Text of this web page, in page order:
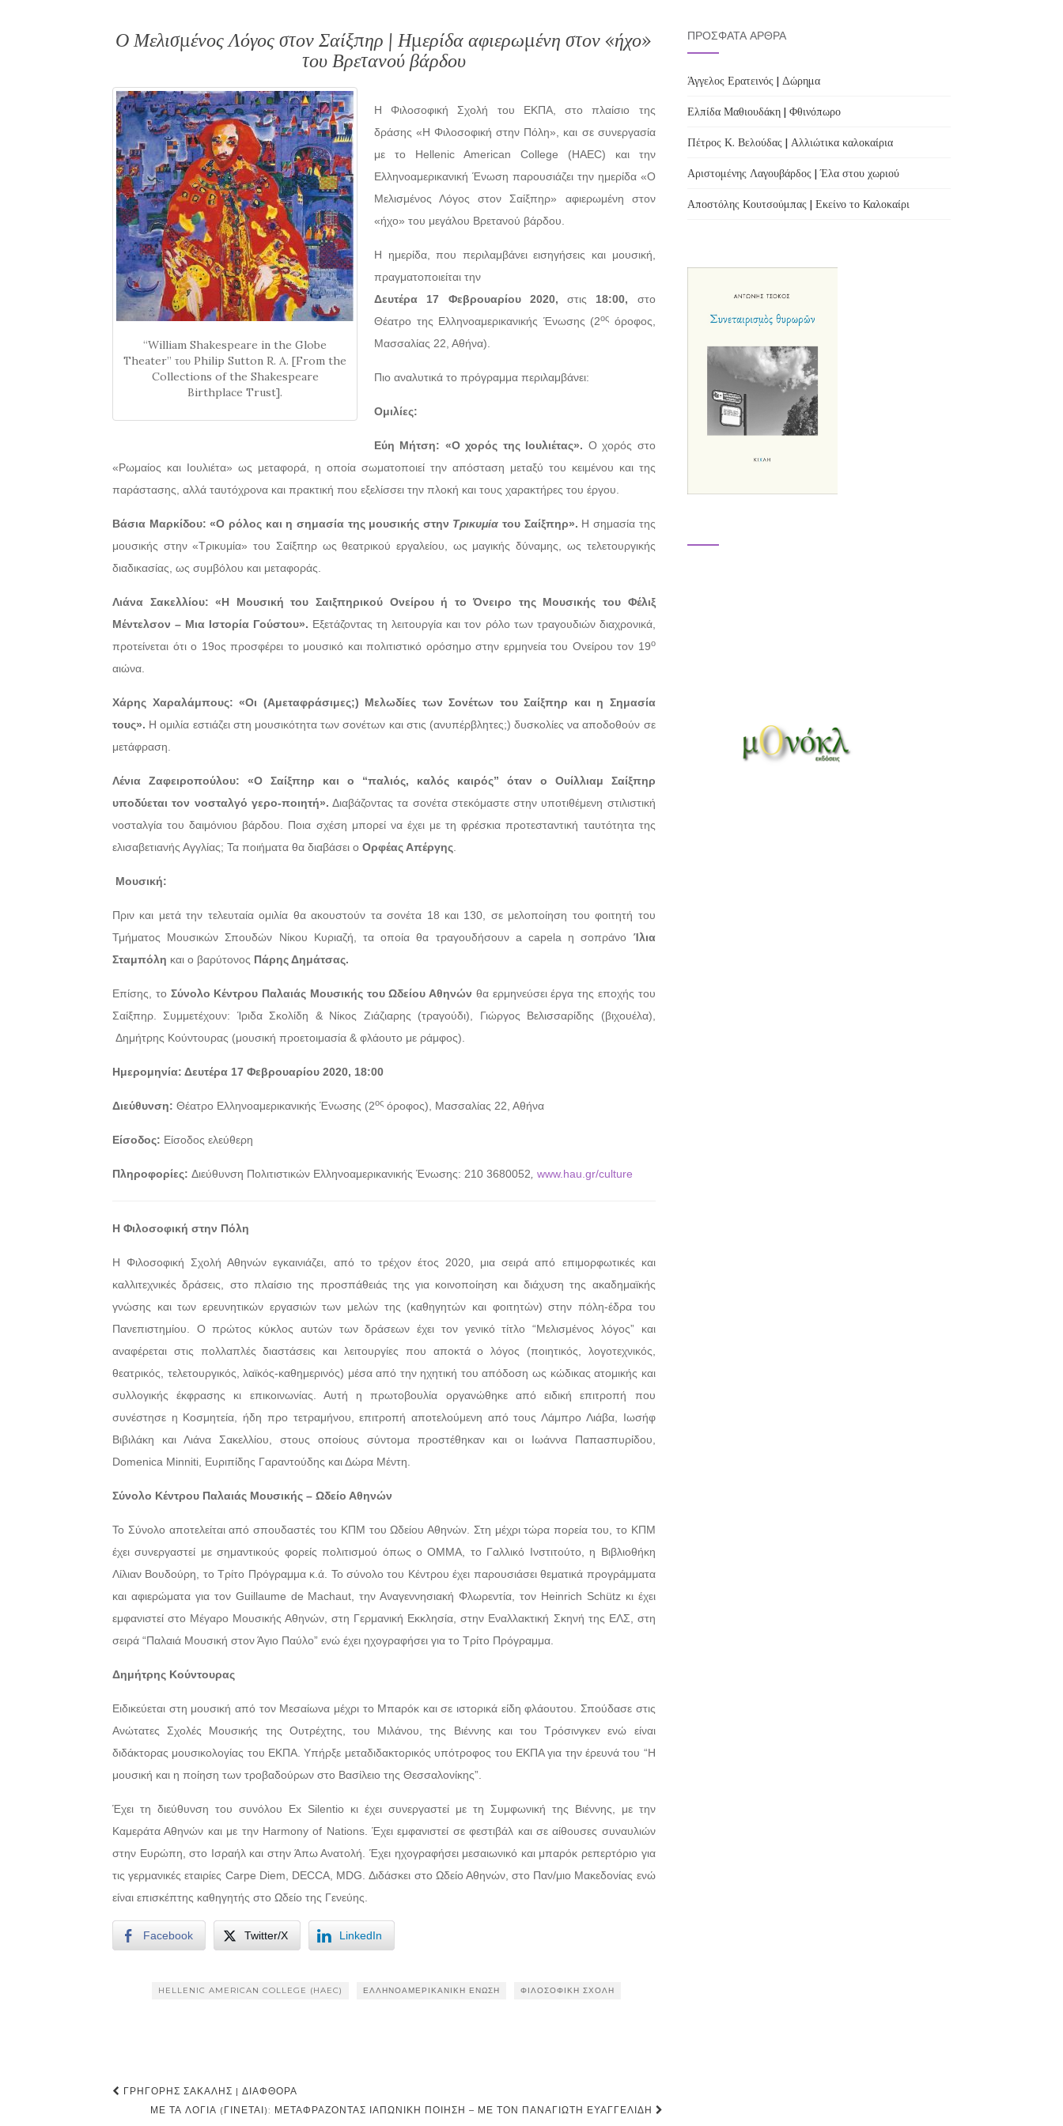
Ο Μελισμένος Λόγος στον Σαίξπηρ | Ημερίδα αφιερωμένη στον «ήχο»
του Βρετανού βάρδου
“William Shakespeare in the Globe
Theater” του Philip Sutton R. A. [From the
Collections of the Shakespeare
Birthplace Trust].
Η Φιλοσοφική Σχολή του ΕΚΠΑ, στο πλαίσιο της
δράσης «Η Φιλοσοφική στην Πόλη», και σε συνεργασία
με το Hellenic American College (HAEC) και την
Ελληνοαμερικανική Ένωση παρουσιάζει την ημερίδα «Ο
Μελισμένος Λόγος στον Σαίξπηρ» αφιερωμένη στον
«ήχο» του μεγάλου Βρετανού βάρδου.
Η ημερίδα, που περιλαμβάνει εισηγήσεις και μουσική,
πραγματοποιείται την
Δευτέρα 17 Φεβρουαρίου 2020, στις 18:00, στο
Θέατρο της Ελληνοαμερικανικής Ένωσης (2ος όροφος,
Μασσαλίας 22, Αθήνα).
Πιο αναλυτικά το πρόγραμμα περιλαμβάνει:
Ομιλίες:
Εύη Μήτση: «Ο χορός της Ιουλιέτας». Ο χορός στο
«Ρωμαίος και Ιουλιέτα» ως μεταφορά, η οποία σωματοποιεί την απόσταση μεταξύ του κειμένου και της
παράστασης, αλλά ταυτόχρονα και πρακτική που εξελίσσει την πλοκή και τους χαρακτήρες του έργου.
Βάσια Μαρκίδου:«Ο ρόλος και η σημασία της μουσικής στην Τρικυμία του Σαίξπηρ». Η σημασία της
μουσικής στην «Τρικυμία» του Σαίξπηρ ως θεατρικού εργαλείου, ως μαγικής δύναμης, ως τελετουργικής
διαδικασίας, ως συμβόλου και μεταφοράς.
Λιάνα Σακελλίου:«Η Μουσική του Σαιξπηρικού Ονείρου ή το Όνειρο της Μουσικής του Φέλιξ
Μέντελσον – Μια Ιστορία Γούστου». Εξετάζοντας τη λειτουργία και τον ρόλο των τραγουδιών διαχρονικά,
προτείνεται ότι ο 19ος προσφέρει το μουσικό και πολιτιστικό ορόσημο στην ερμηνεία του Ονείρου τον 19ο
αιώνα.
Χάρης Χαραλάμπους:«Οι (Αμεταφράσιμες;) Μελωδίες των Σονέτων του Σαίξπηρ και η Σημασία
τους». Η ομιλία εστιάζει στη μουσικότητα των σονέτων και στις (ανυπέρβλητες;) δυσκολίες να αποδοθούν σε
μετάφραση.
Λένια Ζαφειροπούλου: «Ο Σαίξπηρ και ο “παλιός, καλός καιρός” όταν ο Ουίλλιαμ Σαίξπηρ
υποδύεται τον νοσταλγό γερο-ποιητή». Διαβάζοντας τα σονέτα στεκόμαστε στην υποτιθέμενη στιλιστική
νοσταλγία του δαιμόνιου βάρδου. Ποια σχέση μπορεί να έχει με τη φρέσκια προτεσταντική ταυτότητα της
ελισαβετιανής Αγγλίας; Τα ποιήματα θα διαβάσει ο Ορφέας Απέργης
Μουσική:
Πριν και μετά την τελευταία ομιλία θα ακουστούν τα σονέτα 18 και 130, σε μελοποίηση του φοιτητή του
Τμήματος Μουσικών Σπουδών Νίκου Κυριαζή, τα οποία θα τραγουδήσουν a capela η σοπράνο Ίλια
Σταμπόλη και ο βαρύτονος Πάρης Δημάτσας.
Επίσης, το Σύνολο Κέντρου Παλαιάς Μουσικής του Ωδείου Αθηνών θα ερμηνεύσει έργα της εποχής του
Σαίξπηρ. Συμμετέχουν: Ίριδα Σκολίδη & Νίκος Ζιάζιαρης (τραγούδι), Γιώργος Βελισσαρίδης (βιχουέλα),
Δημήτρης Κούντουρας (μουσική προετοιμασία & φλάουτο με ράμφος).
Ημερομηνία: Δευτέρα 17 Φεβρουαρίου 2020, 18:00
Διεύθυνση: Θέατρο Ελληνοαμερικανικής Ένωσης (2ος όροφος), Μασσαλίας 22, Αθήνα
Είσοδος: Eίσοδος ελεύθερη
Πληροφορίες: Διεύθυνση Πολιτιστικών Ελληνοαμερικανικής Ένωσης: 210 3680052 www.hau.gr/culture
Η Φιλοσοφική στην Πόλη
Η Φιλοσοφική Σχολή Αθηνών εγκαινιάζει, από το τρέχον έτος 2020, μια σειρά από επιμορφωτικές και
καλλιτεχνικές δράσεις, στο πλαίσιο της προσπάθειάς της για κοινοποίηση και διάχυση της ακαδημαϊκής
γνώσης και των ερευνητικών εργασιών των μελών της (καθηγητών και φοιτητών) στην πόλη-έδρα του
Πανεπιστημίου. Ο πρώτος κύκλος αυτών των δράσεων έχει τον γενικό τίτλο “Μελισμένος λόγος” και
αναφέρεται στις πολλαπλές διαστάσεις και λειτουργίες που αποκτά ο λόγος (ποιητικός, λογοτεχνικός,
θεατρικός, τελετουργικός, λαϊκός-καθημερινός) μέσα από την ηχητική του απόδοση ως κώδικας ατομικής και
συλλογικής έκφρασης κι επικοινωνίας. Αυτή η πρωτοβουλία οργανώθηκε από ειδική επιτροπή που
συνέστησε η Κοσμητεία, ήδη προ τετραμήνου, επιτροπή αποτελούμενη από τους Λάμπρο Λιάβα, Ιωσήφ
Βιβιλάκη και Λιάνα Σακελλίου, στους οποίους σύντομα προστέθηκαν και οι Ιωάννα Παπασπυρίδου,
Domenica Minniti, Ευριπίδης Γαραντούδης και Δώρα Μέντη.
Σύνολο Κέντρου Παλαιάς Μουσικής – Ωδείο Αθηνών
Το Σύνολο αποτελείται από σπουδαστές του ΚΠΜ του Ωδείου Αθηνών. Στη μέχρι τώρα πορεία του, το ΚΠΜ
έχει συνεργαστεί με σημαντικούς φορείς πολιτισμού όπως ο ΟΜΜΑ, το Γαλλικό Ινστιτούτο, η Βιβλιοθήκη
Λίλιαν Βουδούρη, το Τρίτο Πρόγραμμα κ.ά. Το σύνολο του Κέντρου έχει παρουσιάσει θεματικά προγράμματα
και αφιερώματα για τον Guillaume de Machaut, την Αναγεννησιακή Φλωρεντία, τον Heinrich Schütz κι έχει
εμφανιστεί στο Μέγαρο Μουσικής Αθηνών, στη Γερμανική Εκκλησία, στην Εναλλακτική Σκηνή της ΕΛΣ, στη
σειρά “Παλαιά Μουσική στον Άγιο Παύλο” ενώ έχει ηχογραφήσει για το Τρίτο Πρόγραμμα.
Δημήτρης Κούντουρας
Ειδικεύεται στη μουσική από τον Μεσαίωνα μέχρι το Μπαρόκ και σε ιστορικά είδη φλάουτου. Σπούδασε στις
Ανώτατες Σχολές Μουσικής της Ουτρέχτης, του Μιλάνου, της Βιέννης και του Τρόσινγκεν ενώ είναι
διδάκτορας μουσικολογίας του ΕΚΠΑ. Υπήρξε μεταδιδακτορικός υπότροφος του ΕΚΠΑ για την έρευνά του “Η
μουσική και η ποίηση των τροβαδούρων στο Βασίλειο της Θεσσαλονίκης”.
Έχει τη διεύθυνση του συνόλου Ex Silentio κι έχει συνεργαστεί με τη Συμφωνική της Βιέννης, με την
Καμεράτα Αθηνών και με την Harmony of Nations. Έχει εμφανιστεί σε φεστιβάλ και σε αίθουσες συναυλιών
στην Ευρώπη, στο Ισραήλ και στην Άπω Ανατολή. Έχει ηχογραφήσει μεσαιωνικό και μπαρόκ ρεπερτόριο για
τις γερμανικές εταιρίες Carpe Diem, DECCA, MDG. Διδάσκει στο Ωδείο Αθηνών, στο Παν/μιο Μακεδονίας ενώ
είναι επισκέπτης καθηγητής στο Ωδείο της Γενεύης.
Facebook Twitter/X LinkedIn
HELLENIC AMERICAN COLLEGE (HAEC) ΕΛΛΗΝΟΑΜΕΡΙΚΑΝΙΚΉ ΈΝΩΣΗ ΦΙΛΟΣΟΦΙΚΉ ΣΧΟΛΉ
Post
navigation
ΓΡΗΓΌΡΗΣ ΣΑΚΑΛΉΣ | ΔΙΑΦΘΟΡΆ
ΜΕ ΤΑ ΛΌΓΙΑ (ΓΊΝΕΤΑΙ): ΜΕΤΑΦΡΆΖΟΝΤΑΣ ΙΑΠΩΝΙΚΉ ΠΟΊΗΣΗ – ΜΕ ΤΟΝ ΠΑΝΑΓΙΏΤΗ ΕΥΑΓΓΕΛΊΔΗ
ΠΡΌΣΦΑΤΑ ΆΡΘΡΑ
Άγγελος Ερατεινός | Δώρημα
Ελπίδα Μαθιουδάκη | Φθινόπωρο
Πέτρος Κ. Βελούδας | Αλλιώτικα καλοκαίρια
Αριστομένης Λαγουβάρδος | Έλα στου χωριού
Αποστόλης Κουτσούμπας | Εκείνο το Καλοκαίρι